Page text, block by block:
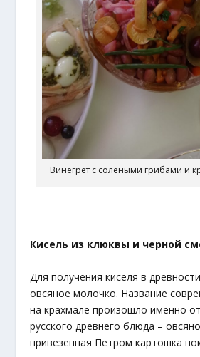
Винегрет с солеными грибами и
Кисель из клюквы и черной
Для получения киселя в
овсяное молочко. Название
на крахмале произошло именно
русского древнего блюда –
привезенная Петром картошка